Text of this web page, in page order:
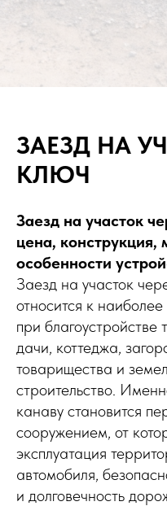
ЗАЕЗД НА
КЛЮЧ
Заезд на участок
цена, конструкция,
особенности
Заезд на участок
относится к
при благоустройстве
дачи, коттеджа,
товарищества и
строительство.
канаву становится
сооружением, от
эксплуатация
автомобиля,
и долговечность